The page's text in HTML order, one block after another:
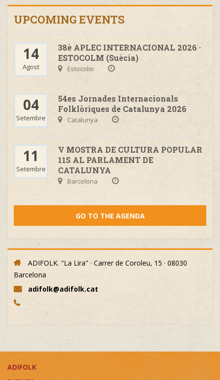
UPCOMING EVENTS
14
Agost
38è APLEC INTERNACIONAL 2026 ·
ESTOCOLM (Suècia)
Estocolm
04
Setembre
54es Jornades Internacionals
Folklòriques de Catalunya 2026
Catalunya
11
Setembre
V MOSTRA DE CULTURA POPULAR
11S AL PARLAMENT DE
CATALUNYA
Barcelona
GO TO THE AGENDA
ADIFOLK. "La Lira" · Carrer de Coroleu, 15 · 08030
Barcelona
adifolk@adifolk.cat
ADIFOLK